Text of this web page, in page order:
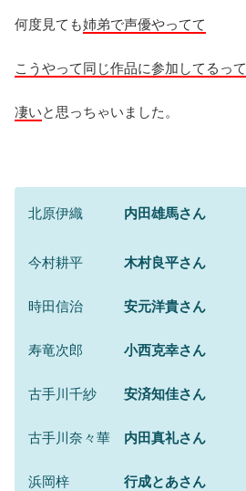
何度見ても姉弟で声優やってて
こうやって同じ作品に参加してるって
凄いと思っちゃいました。
北原伊織 内田雄馬さん
今村耕平 木村良平さん
時田信治 安元洋貴さん
寿竜次郎 小西克幸さん
古手川千紗 安済知佳さん
古手川奈々華 内田真礼さん
浜岡梓 行成とあさん